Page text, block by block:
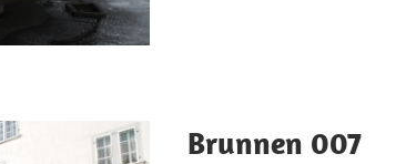
Brunnen 007